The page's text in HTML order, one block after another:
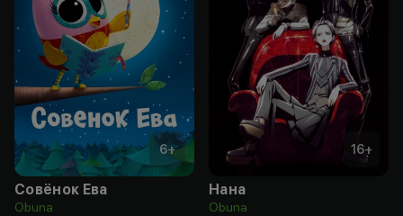
6+
Совёнок Ева
Obuna
16+
Нана
Obuna